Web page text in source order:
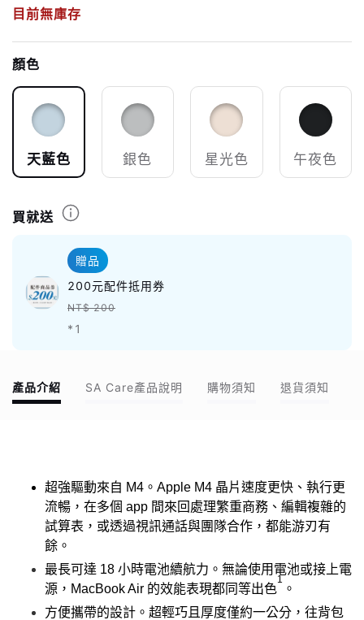
目前無庫存
顏色
天藍色 銀色 星光色 午夜色
買就送
贈品
200元配件抵用券
NT$ 200
*1
產品介紹 SA Care產品說明 購物須知 退貨須知
超強驅動來自 M4。Apple M4 晶片速度更快、執行更
流暢，在多個 app 間來回處理繁重商務、編輯複雜的
試算表，或透過視訊通話與團隊合作，都能游刃有
餘。
最長可達 18 小時電池續航力。 無論使用電池或接上電
源，MacBook Air 的效能表現都同等出色
1
。
方便攜帶的設計。 超輕巧且厚度僅約一公分，往背包